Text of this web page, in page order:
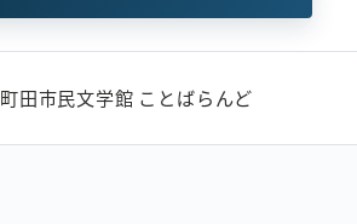
町田市民文学館 ことばらんど